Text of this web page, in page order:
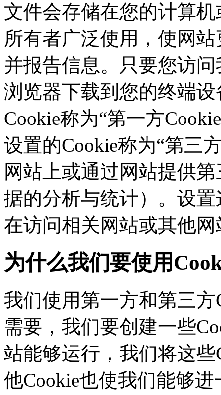
文件会存储在您的计算
所有者广泛使用，使网
并报告信息。只要您访问
浏览器下载到您的终端设
Cookie称为“第一方
设置的Cookie称为“第三
网站上或通过网站提供第
据的分析与统计）。设
在访问相关网站或其他
为什么我们要使用
我们使用第一方和第三
需要，我们要创建一
站能够运行，我们将这
他Cookie也使我们能够进